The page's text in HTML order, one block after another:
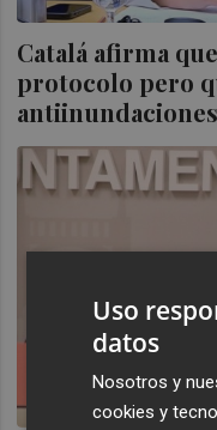
Catalá afirma
protocolo pero
Uso
datos
Nosotros y
cookies y